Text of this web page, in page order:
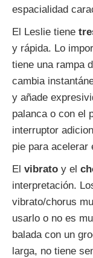
espacialidad
El Leslie tiene
y rápida. Lo
tiene una rampa
cambia
y añade
palanca o con el
interruptor
pie para acelerar
El vibrato y el
interpretación.
vibrato/chorus
usarlo o no es
balada con un
larga, no tiene